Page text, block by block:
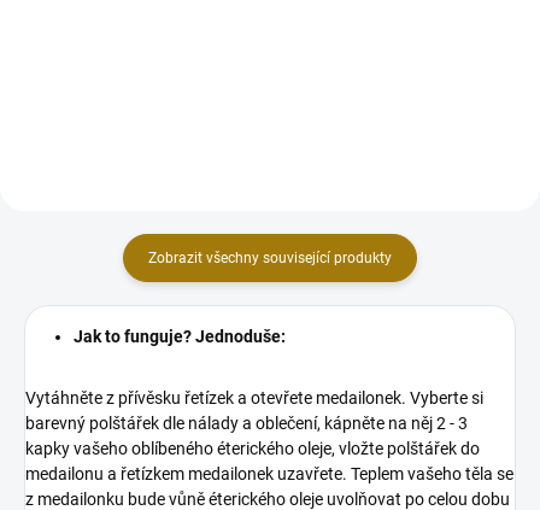
Zobrazit všechny související produkty
Jak to funguje? Jednoduše:
Vytáhněte z přívěsku řetízek a otevřete medailonek. Vyberte si
barevný polštářek dle nálady a oblečení, kápněte na něj 2 - 3
kapky vašeho oblíbeného éterického oleje, vložte polštářek do
medailonu a řetízkem medailonek uzavřete. Teplem vašeho těla se
z medailonku bude vůně éterického oleje uvolňovat po celou dobu